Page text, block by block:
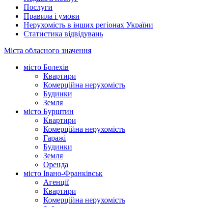
Послуги
Правила і умови
Нерухомість в інших регіонах України
Статистика відвідувань
Міста обласного значення
місто Болехів
Квартири
Комерційна нерухомість
Будинки
Земля
місто Бурштин
Квартири
Комерційна нерухомість
Гаражі
Будинки
Земля
Оренда
місто Івано-Франківськ
Агенції
Квартири
Комерційна нерухомість